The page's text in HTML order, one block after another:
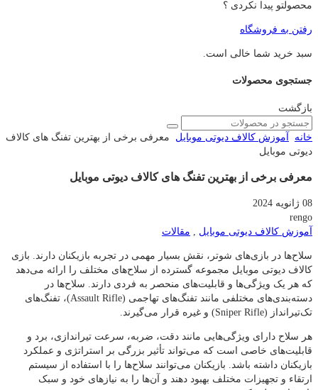
محصولتو پیدا نکردی ؟
رفتن به فروشگاه
سبد خرید شما خالی است.
جستجوی محصولات
بازگشت
خانه آموزش کالاف دیوتی موبایل
معرفی برخی از بهترین تفنگ های کالاف
دیوتی موبایل
معرفی برخی از بهترین تفنگ های کالاف دیوتی موبایل
08 ژانویه 2024
rengo
آموزش کالاف دیوتی موبایل
مقالات
سلاح‌ها در بازی‌های شوتر، نقش بسیار مهمی در تجربه بازیکنان دارند. بازی
کالاف دیوتی موبایل مجموعه گسترده از سلاح‌های مختلف را ارائه می‌دهد
که هر یک ویژگی‌ها و قابلیت‌های منحصر به فردی دارند. سلاح‌ها در
دسته‌بندی‌های مختلفی مانند تفنگ‌های تهاجمی (Assault Rifle)، تفنگ‌های
تک‌تیرانداز (Sniper Rifle) و غیره قرار می‌گیرند.
هر سلاح دارای ویژگی‌هایی مانند دقت، ضربه، سرعت تیراندازی، برد و
قابلیت‌های خاصی است که می‌تواند تأثیر بزرگی بر استراتژی و عملکرد
بازیکنان داشته باشد. بازیکنان می‌توانند سلاح‌ها را با استفاده از سیستم
ارتقاء و تجهیزات مختلف بهبود دهند و آن‌ها را به نیازهای خود و سبک